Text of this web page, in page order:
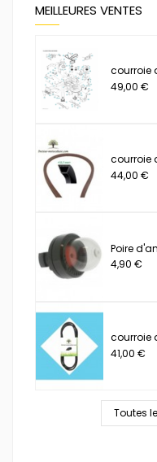
MEILLEURES VENTES
courroie
49,00 €
courroie
44,00 €
Poire
4,90 €
courroie
41,00 €
Toutes